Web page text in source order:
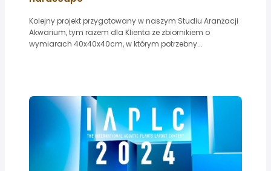
Kolejny projekt przygotowany w naszym Studiu Aranżacji
Akwarium, tym razem dla Klienta ze zbiornikiem o
wymiarach 40x40x40cm, w którym potrzebny...